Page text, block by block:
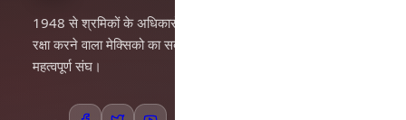
1948 से श्रमिकों के अधिकारों की
रक्षा करने वाला मेक्सिको का सबसे
महत्वपूर्ण संघ।